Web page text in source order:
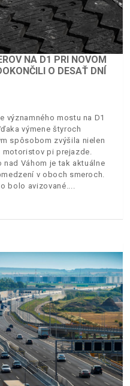
NA D1 PRI NOVOM
O DESAŤ DNÍ
významného mostu na D1
výmene štyroch
spôsobom zvýšila nielen
pi prejazde.
Váhom je tak aktuálne
v oboch smeroch.
bolo avizované.